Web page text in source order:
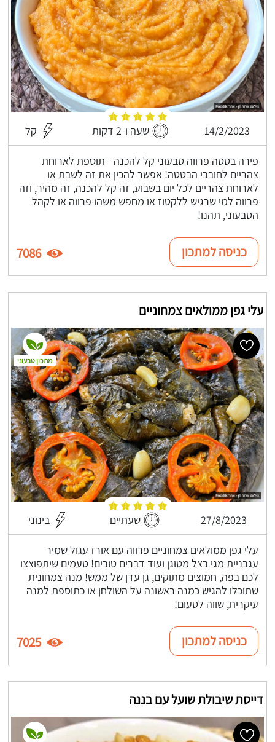
14/2/2023 שעה ו-2 דקות קל
פירה בטטה פרווה טבעוני קל להכנה - תוספת לארוחת
צהריים לחובבי הבטטה! אפשר להכין את זה לשבת או
לארוחת צהריים לכל יום בשבוע, זה קל להכנה, זה מהיר, וזה
פרווה למי שרגיש ללקטוז או מחפש משהו פרווה או לקהל
הטבעוני, תהנו!
כניסה למתכון 7086
עלי גפן ממולאים צמחוניים
27/8/2023 שעתיים בינוני
עלי גפן ממולאים צמחוניים פרווה עם אורז עגול שמיר
עגבניית מגי בצל מטוגן ועוד דברים טובים! טעמים שיתפוצצו
לכם בפה, חמוצים מתוקים, גן עדן של ממש! מנה צמחונית
שתוכלו להגיש כמנה ראשונה על השולחן או כתוספת למנה
עיקרית, שווה לטעום!
מתכון טבעוני
כניסה למתכון 7025
דייסת שיבולת שועל עם בננה